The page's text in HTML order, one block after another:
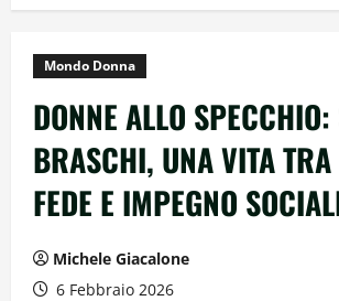
Mondo Donna
DONNE ALLO
BRASCHI, UNA VITA
FEDE E IMPEGNO
Michele Giacalone
6 Febbraio 2026